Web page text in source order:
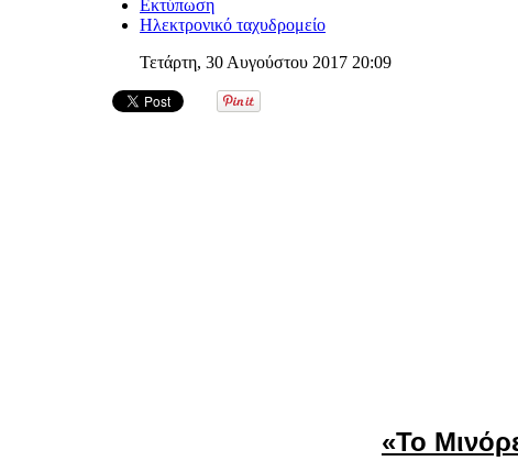
Εκτύπωση
Ηλεκτρονικό ταχυδρομείο
Τετάρτη, 30 Αυγούστου 2017 20:09
«Το